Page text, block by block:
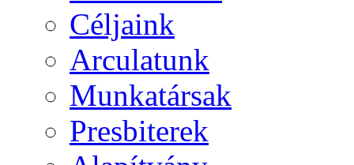
Céljaink
Arculatunk
Munkatársak
Presbiterek